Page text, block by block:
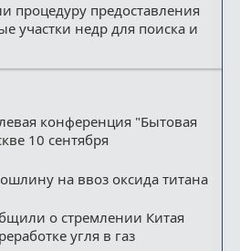
процедуру предоставления
участки недр для поиска и
конференция "Бытовая
10 сентября
на ввоз оксида титана
о стремлении Китая
угля в газ